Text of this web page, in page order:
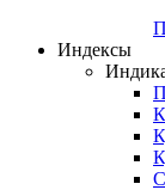
Индексы